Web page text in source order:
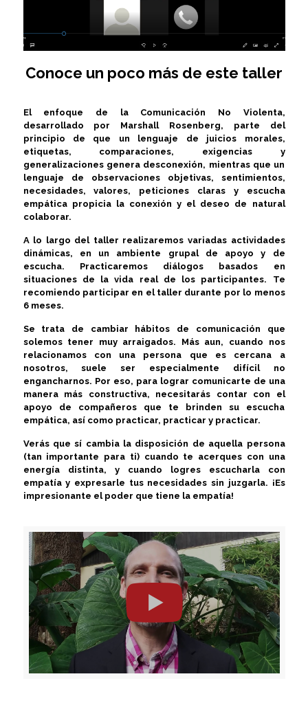
Conoce un poco más de este taller
El enfoque de la Comunicación No Violenta,
desarrollado por Marshall Rosenberg, parte del
principio de que un lenguaje de juicios morales,
etiquetas, comparaciones, exigencias y
generalizaciones genera desconexión, mientras que un
lenguaje de observaciones objetivas, sentimientos,
necesidades, valores, peticiones claras y escucha
empática propicia la conexión y el deseo de natural
colaborar.
A lo largo del taller realizaremos variadas actividades
dinámicas, en un ambiente grupal de apoyo y de
escucha. Practicaremos diálogos basados en
situaciones de la vida real de los participantes. Te
recomiendo participar en el taller durante por lo menos
6 meses.
Se trata de cambiar hábitos de comunicación que
solemos tener muy arraigados. Más aun, cuando nos
relacionamos con una persona que es cercana a
nosotros, suele ser especialmente difícil no
engancharnos. Por eso, para lograr comunicarte de una
manera más constructiva, necesitarás contar con el
apoyo de compañeros que te brinden su escucha
empática, así como practicar, practicar y practicar.
Verás que sí cambia la disposición de aquella persona
(tan importante para ti) cuando te acerques con una
energía distinta, y cuando logres escucharla con
empatía y expresarle tus necesidades sin juzgarla. ¡Es
impresionante el poder que tiene la empatía!